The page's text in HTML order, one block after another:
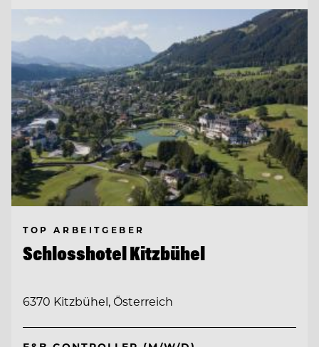
TOP ARBEITGEBER
Schlosshotel Kitzbühel
6370 Kitzbühel, Österreich